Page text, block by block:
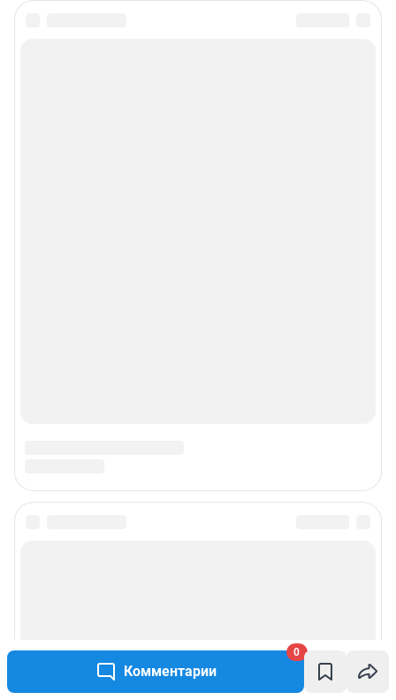
Комментарии
0